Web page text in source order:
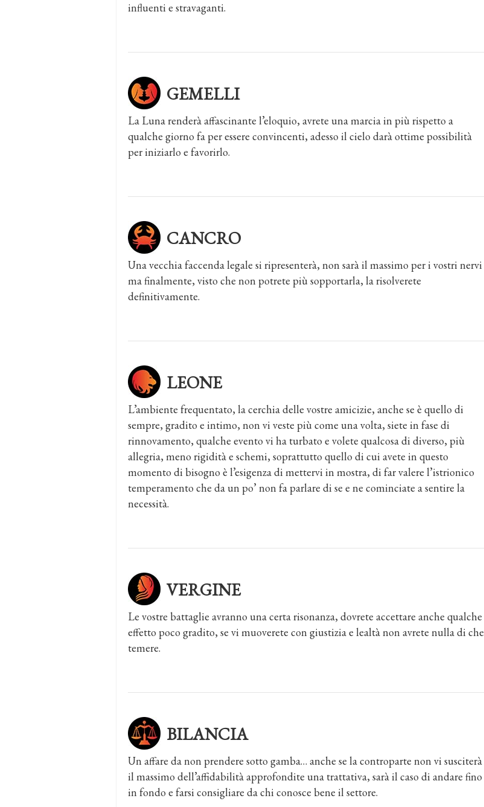
influenti e stravaganti.
GEMELLI
La Luna renderà affascinante l’eloquio, avrete una marcia in più rispetto a
qualche giorno fa per essere convincenti, adesso il cielo darà ottime possibilità
per iniziarlo e favorirlo.
CANCRO
Una vecchia faccenda legale si ripresenterà, non sarà il massimo per i vostri nervi
ma finalmente, visto che non potrete più sopportarla, la risolverete
definitivamente.
LEONE
L’ambiente frequentato, la cerchia delle vostre amicizie, anche se è quello di
sempre, gradito e intimo, non vi veste più come una volta, siete in fase di
rinnovamento, qualche evento vi ha turbato e volete qualcosa di diverso, più
allegria, meno rigidità e schemi, soprattutto quello di cui avete in questo
momento di bisogno è l’esigenza di mettervi in mostra, di far valere l’istrionico
temperamento che da un po’ non fa parlare di se e ne cominciate a sentire la
necessità.
VERGINE
Le vostre battaglie avranno una certa risonanza, dovrete accettare anche qualche
effetto poco gradito, se vi muoverete con giustizia e lealtà non avrete nulla di che
temere.
BILANCIA
Un affare da non prendere sotto gamba… anche se la controparte non vi susciterà
il massimo dell’affidabilità approfondite una trattativa, sarà il caso di andare fino
in fondo e farsi consigliare da chi conosce bene il settore.